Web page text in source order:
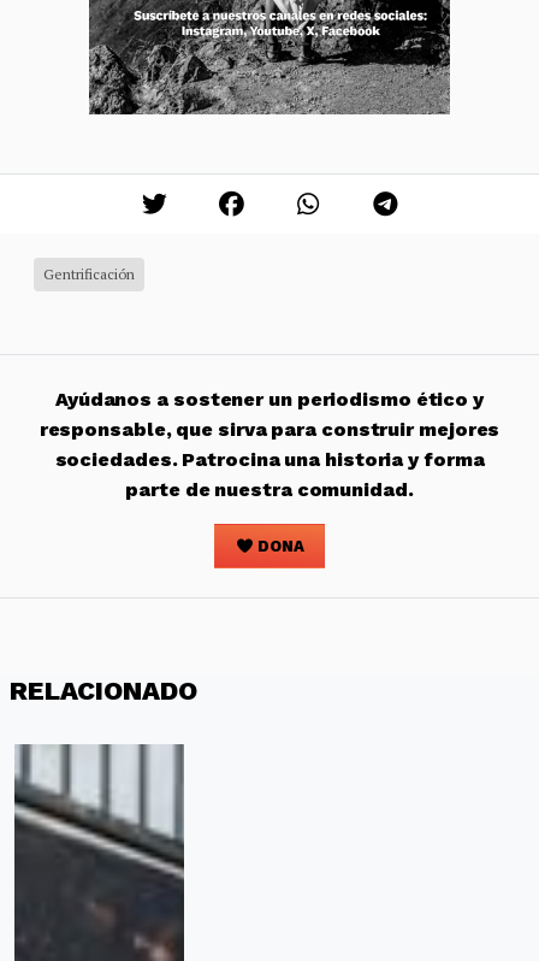
Gentrificación
Ayúdanos a sostener un periodismo ético y
responsable, que sirva para construir mejores
sociedades. Patrocina una historia y forma
parte de nuestra comunidad.
DONA
RELACIONADO